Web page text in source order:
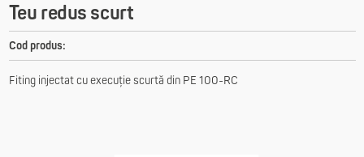
Teu redus scurt
Cod produs:
Fiting injectat cu execuție scurtă din PE 100-RC